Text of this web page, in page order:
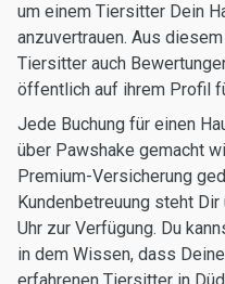
um einem Tiersitter Dein
anzuvertrauen. Aus
Tiersitter auch
öffentlich auf ihrem Profil
Jede Buchung für einen
über Pawshake gemacht
Premium-Versicherung
Kundenbetreuung steht
Uhr zur Verfügung. Du
in dem Wissen, dass